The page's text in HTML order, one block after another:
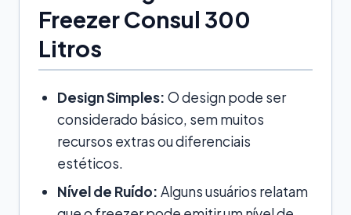
Freezer Consul 300
Litros
Design Simples: O design pode ser
considerado básico, sem muitos
recursos extras ou diferenciais
estéticos.
Nível de Ruído: Alguns usuários relatam